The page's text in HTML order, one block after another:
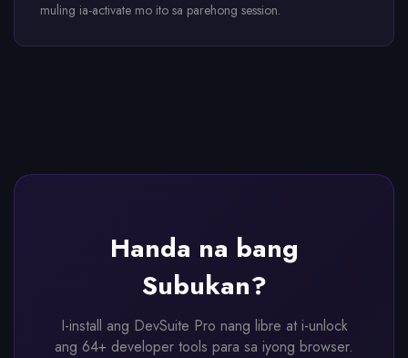
muling ia-activate mo ito sa parehong session.
Handa na bang
Subukan?
I-install ang DevSuite Pro nang libre at i-unlock
ang 64+ developer tools para sa iyong browser.